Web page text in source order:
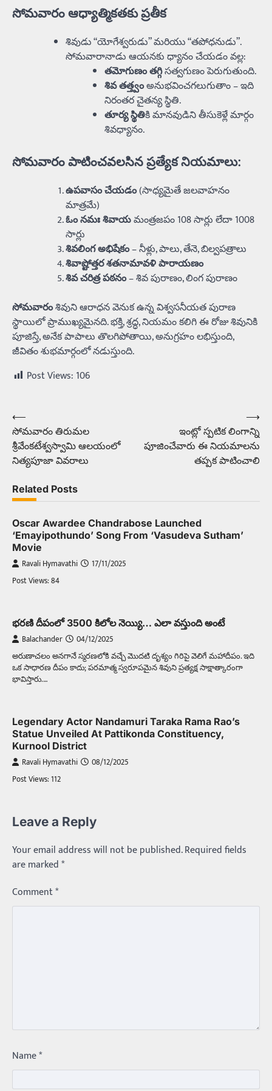
సోమవారం ఆధ్యాత్మికతకు ప్రతీక
శివుడు “యోగేశ్వరుడు” మరియు “తపోధనుడు”.
సోమవారానాడు ఆయనకు ధ్యానం చేయడం వల్ల:
తమోగుణం తగ్గిసత్వగుణం పెరుగుతుంది.
శివ తత్త్వంఅనుభవించగలుగుతాం – ఇది
నిరంతర చైతన్య స్థితి.
తూర్య స్థితికి మానవుడిని తీసుకెళ్లే మార్గం
శివధ్యానం.
సోమవారం పాటించవలసిన ప్రత్యేక నియమాలు:
ఉపవాసం చేయడం(సాధ్యమైతే జలవాహనం
మాత్రమే)
ఓం నమః శివాయమంత్రజపం 108 సార్లు లేదా 1008
సార్లు
శివలింగ అభిషేకం– నీళ్లు, పాలు, తేనె, బిల్వపత్రాలు
శివాష్టోత్తర శతనామావళి పారాయణం
శివ చరిత్ర పఠనం– శివ పురాణం, లింగ పురాణం
సోమవారంశివుని ఆరాధన వెనుక ఉన్న విశ్వసనీయత పురాణ
స్థాయిలో ప్రాముఖ్యమైనది. భక్తి, శ్రద్ధ, నియమం కలిగి ఈ రోజు శివునికి
పూజిస్తే, అనేక పాపాలు తొలగిపోతాయి, అనుగ్రహం లభిస్తుంది,
జీవితం శుభమార్గంలో నడుస్తుంది.
Post Views: 106
Post
navigation
⟵
సోమవారం తిరుమల
శ్రీవేంకటేశ్వస్వామి ఆలయంలో
నిత్యపూజా వివరాలు
ఇంట్లో స్పటిక లింగాన్ని
పూజించేవారు ఈ నియమాలను
తప్పక పాటించాలి
⟶
Related Posts
Oscar Awardee Chandrabose Launched
‘Emayipothundo’ Song From ‘Vasudeva Sutham’
Movie
Ravali Hymavathi 17/11/2025
Post Views: 84
భరణి దీపంలో 3500 కిలోల నెయ్యి… ఎలా వస్తుంది అంటే
Balachander 04/12/2025
అరుణాచలం అనగానే స్మరణలోకి వచ్చే మొదటి దృశ్యం గిరిపై వెలిగే మహాదీపం. ఇది
ఒక సాధారణ దీపం కాదు; పరమాత్మ స్వరూపమైన శివుని ప్రత్యక్ష సాక్షాత్కారంగా
భావిస్తారు.…
Legendary Actor Nandamuri Taraka Rama Rao’s
Statue Unveiled At Pattikonda Constituency,
Kurnool District
Ravali Hymavathi 08/12/2025
Post Views: 112
Leave a Reply
Your email address will not be published.Required fields
are marked*
Comment*
Name*
Balachander 22/05/2026